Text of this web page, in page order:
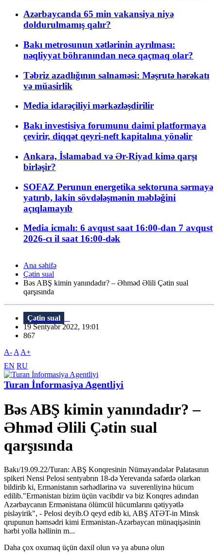
Azərbaycanda 65 min vakansiya niyə
doldurulmamış qalır?
Bakı metrosunun xətlərinin ayrılması:
nəqliyyat böhranından necə qaçmaq olar?
Təbriz azadlığının salnaməsi: Məşrutə hərəkatı
və müasirlik
Media idarəçiliyi mərkəzləşdirilir
Bakı investisiya forumunu daimi platformaya
çevirir, diqqət qeyri-neft kapitalına yönəlir
Ankara, İslamabad və Ər-Riyad kimə qarşı
birləşir?
SOFAZ Perunun energetika sektoruna sərmayə
yatırıb, lakin sövdələşmənin məbləğini
açıqlamayıb
Media icmalı: 6 avqust saat 16:00-dan 7 avqust
2026-cı il saat 16:00-dək
Ana səhifə
Çətin sual
Bəs ABŞ kimin yanındadır? – Əhməd Əlili Çətin sual
qarşısında
Çətin sual
19 Sentyabr 2022, 19:01
867
A- A A+
EN RU
Turan İnformasiya Agentliyi
Bəs ABŞ kimin yanındadır? –
Əhməd Əlili Çətin sual
qarşısında
Bakı/19.09.22/Turan: ABŞ Konqresinin Nümayəndələr Palatasının
spikeri Nensi Pelosi sentyabrın 18-də Yerevanda səfərdə olarkən
bildirib ki, Ermənistanın sərhədlərinə və suverenliyinə hücum
edilib."Ermənistan bizim üçün vacibdir və biz Konqres adından
Azərbaycanın Ermənistana ölümcül hücumlarını qətiyyətlə
pisləyirik", - Pelosi deyib.O qeyd edib ki, ABŞ ATƏT-in Minsk
qrupunun həmsədri kimi Ermənistan-Azərbaycan münaqişəsinin
hərbi yolla həllinin m...
Daha çox oxumaq üçün daxil olun və ya abunə olun